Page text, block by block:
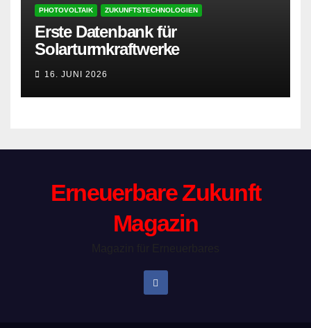
PHOTOVOLTAIK ZUKUNFTSTECHNOLOGIEN
Erste Datenbank für
Solarturmkraftwerke
16. JUNI 2026
Erneuerbare Zukunft
Magazin